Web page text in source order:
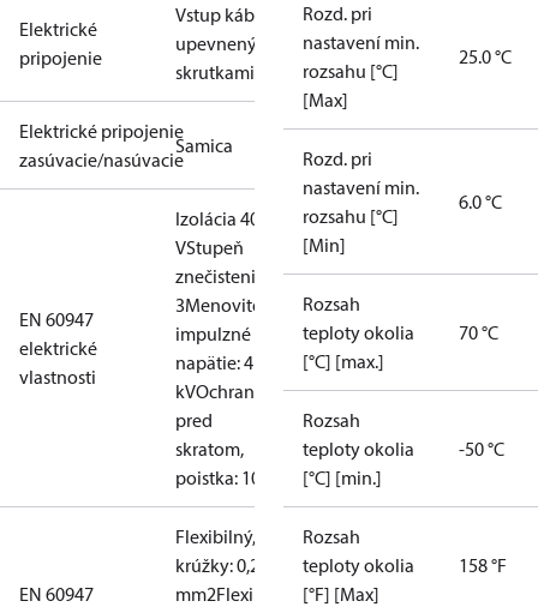
Elektrické
pripojenie
Vstup kábla
upevnený
skrutkami
Elektrické pripojenie
zasúvacie/nasúvacie
Samica
EN 60947
elektrické
vlastnosti
Izolácia 400
VStupeň
znečistenia:
3Menovité
impulzné
napätie: 4
kVOchrana
pred
skratom,
poistka: 10A
EN 60947
Flexibilný, ochranné
krúžky: 0,2 - 1,5
mm2Flexibilný, bez
Rozd. pri
nastavení min.
rozsahu [°C]
[Max]
25.0 °C
Rozd. pri
nastavení min.
rozsahu [°C]
[Min]
6.0 °C
Rozsah
teploty okolia
[°C] [max.]
70 °C
Rozsah
teploty okolia
[°C] [min.]
-50 °C
Rozsah
teploty okolia
[°F] [Max]
158 °F